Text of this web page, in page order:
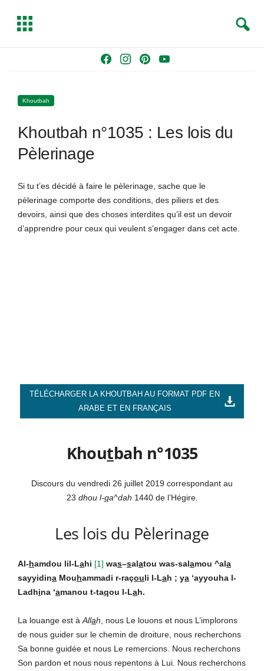
o
g
Y
b
T
g
e
a
Khoutbah
Khoutbah n°1035 : Les lois du
Pèlerinage
Si tu t’es décidé à faire le pèlerinage, sache que le
pèlerinage comporte des conditions, des piliers et des
devoirs, ainsi que des choses interdites qu’il est un devoir
d’apprendre pour ceux qui veulent s’engager dans cet acte.
TÉLÉCHARGER LA KHOUTBAH AU FORMAT PDF EN
ARABE ET EN FRANÇAIS
Khoutbah n°1035
Discours du vendredi 26 juillet 2019 correspondant au
23 dhou l-qa^dah 1440 de l’Hégire.
Les lois du Pèlerinage
Al-hamdou lil-Lahi [1] was–salatou was-salamou ^ala
sayyidina Mouhammadi r-raçouli l-Lah ; ya ‘ayyouha l-
Ladhina ‘amanou t-taqou l-Lah.
La louange est à Allah , nous Le louons et nous L’implorons
de nous guider sur le chemin de droiture, nous recherchons
Sa bonne guidée et nous Le remercions. Nous recherchons
Son pardon et nous nous repentons à Lui. Nous recherchons